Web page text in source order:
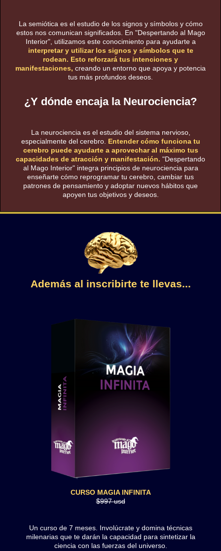
La semiótica es el estudio de los signos y símbolos y cómo
estos nos comunican significados. En "Despertando al Mago
Interior", utilizamos este conocimiento para ayudarte a
interpretar y utilizar los signos y símbolos que te
rodean. Esto reforzará tus intenciones y
manifestaciones, creando un entorno que apoya y potencia
tus más profundos deseos.
¿Y dónde encaja la Neurociencia?
La neurociencia es el estudio del sistema nervioso,
especialmente del cerebro. Entender cómo funciona tu
cerebro puede ayudarte a aprovechar al máximo tus
capacidades de atracción y manifestación. "Despertando
al Mago Interior" integra principios de neurociencia para
enseñarte cómo reprogramar tu cerebro, cambiar tus
patrones de pensamiento y adoptar nuevos hábitos que
apoyen tus objetivos y deseos.
Además al inscribirte te llevas...
CURSO MAGIA INFINITA
$997 usd
Un curso de 7 meses. Involúcrate y domina técnicas
milenarias que te darán la capacidad para sintetizar la
ciencia con las fuerzas del universo.